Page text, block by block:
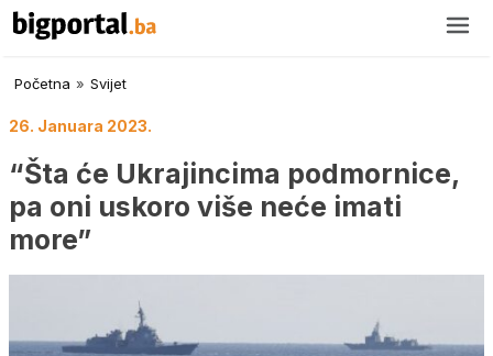
Početna » Svijet
26. Januara 2023.
“Šta će Ukrajincima podmornice,
pa oni uskoro više neće imati
more”